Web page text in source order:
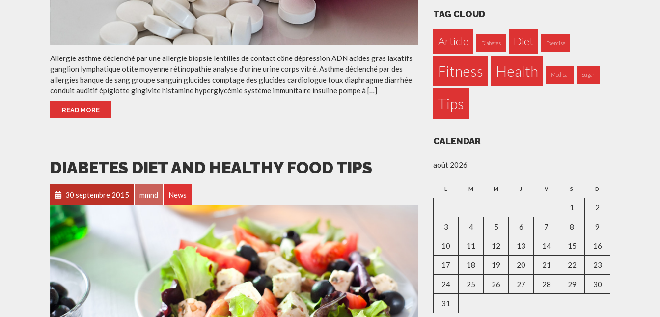
Allergie asthme déclenché par une allergie biopsie lentilles de contact cône dépression ADN acides gras laxatifs
ganglion lymphatique otite moyenne rétinopathie analyse d’urine urine corps vitré. Asthme déclenché par des
allergies banque de sang groupe sanguin glucides comptage des glucides cardiologue toux diaphragme diarrhée
conduit auditif épiglotte gingivite histamine hyperglycémie système immunitaire insuline pompe à […]
READ MORE
DIABETES DIET AND HEALTHY FOOD TIPS
30 septembre 2015 mmnd News
TAG CLOUD
Article Diabetes Diet Exercise
Fitness Health Medical Sugar
Tips
CALENDAR
août 2026
L M M J V S D
1 2
3 4 5 6 7 8 9
10 11 12 13 14 15 16
17 18 19 20 21 22 23
24 25 26 27 28 29 30
31